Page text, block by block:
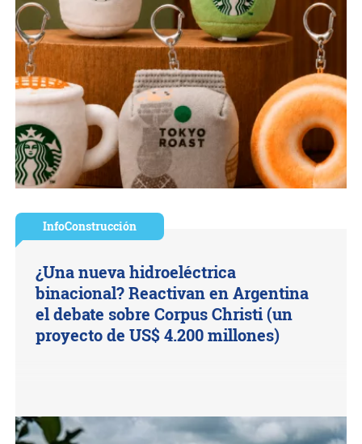
InfoConstrucción
¿Una nueva hidroeléctrica
binacional? Reactivan en Argentina
el debate sobre Corpus Christi (un
proyecto de US$ 4.200 millones)